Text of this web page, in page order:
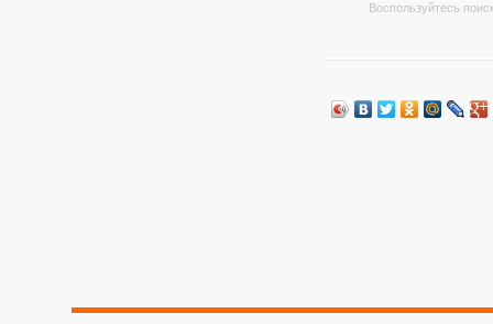
Воспользуйтесь